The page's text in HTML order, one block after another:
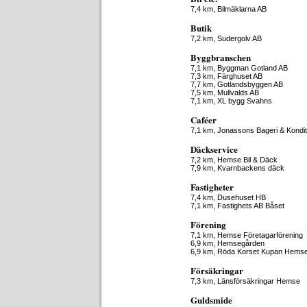
7,4 km, Bilmäklarna AB
Butik
7,2 km, Sudergolv AB
Byggbranschen
7,1 km, Byggman Gotland AB
7,3 km, Färghuset AB
7,7 km, Gotlandsbyggen AB
7,5 km, Mullvalds AB
7,1 km, XL bygg Svahns
Caféer
7,1 km, Jonassons Bageri &
Däckservice
7,2 km, Hemse Bil & Däck
7,9 km, Kvarnbackens däck
Fastigheter
7,4 km, Dusehuset HB
7,1 km, Fastighets AB Båset
Förening
7,1 km, Hemse Företagarförening
6,9 km, Hemsegården
6,9 km, Röda Korset Kupan
Försäkringar
7,3 km, Länsförsäkringar Hemse
Guldsmide